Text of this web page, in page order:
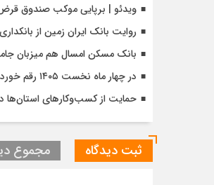
ویدئو | برپایی موکب صندوق
روایت بانک ایران زمین از
بانک مسکن امسال هم میزبان
در چهار ماه نخست ۱۴۰۵ رقم خورد؛ پرداخت بیش از ۸ همت وام ازدواج به زوج‌های جوان توسط بانک ملی ایران
حمایت از کسب‌وکارهای استان‌ها
ثبت دیدگاه مجموع